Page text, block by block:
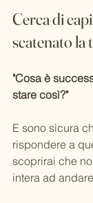
Cerca di
scatenato la
"Cosa è
stare così?"
E sono sicura
rispondere a
scoprirai che
intera ad